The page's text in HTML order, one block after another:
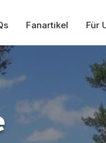
Fanartikel Für